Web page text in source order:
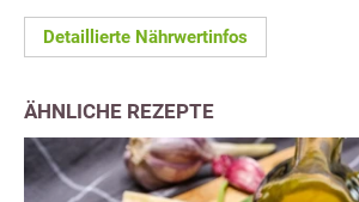
Detaillierte Nährwertinfos
ÄHNLICHE REZEPTE